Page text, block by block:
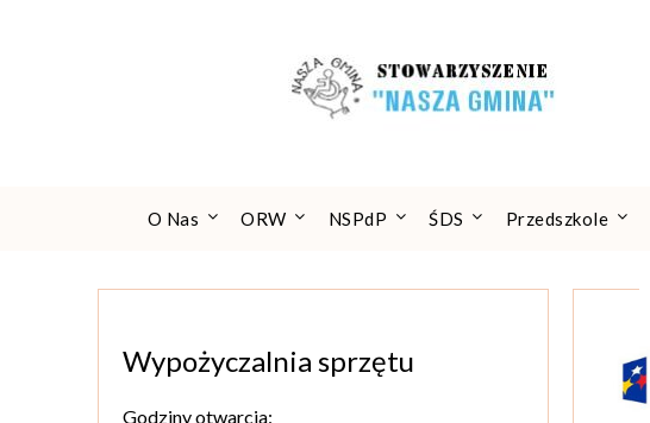
O Nas ORW NSPdP ŚDS Przedszkole
Wypożyczalnia sprzętu
Godziny otwarcia: